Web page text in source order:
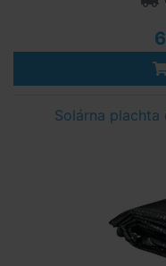
Solárna plachta